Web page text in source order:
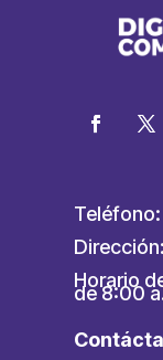
Horario
de 8:00